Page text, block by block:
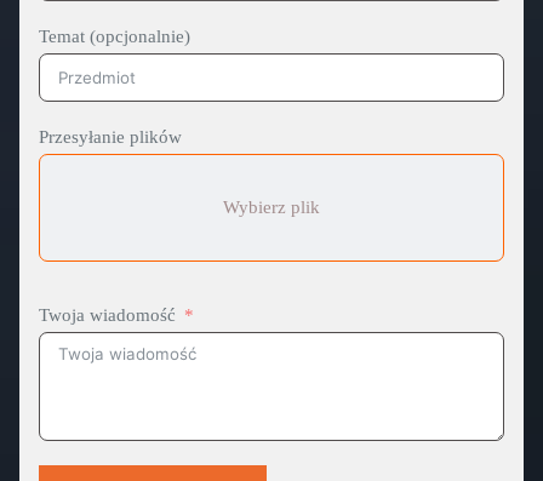
Temat (opcjonalnie)
Przesyłanie plików
Wybierz plik
Twoja wiadomość